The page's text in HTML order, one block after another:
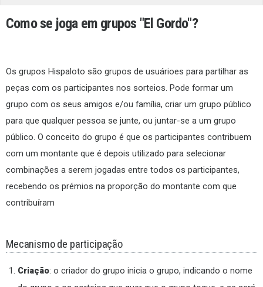
Como se joga em grupos "El Gordo"?
Os grupos Hispaloto são grupos de usuárioes para partilhar as
peças com os participantes nos sorteios. Pode formar um
grupo com os seus amigos e/ou família, criar um grupo público
para que qualquer pessoa se junte, ou juntar-se a um grupo
público. O conceito do grupo é que os participantes contribuem
com um montante que é depois utilizado para selecionar
combinações a serem jogadas entre todos os participantes,
recebendo os prémios na proporção do montante com que
contribuíram
Mecanismo de participação
Criação: o criador do grupo inicia o grupo, indicando o nome